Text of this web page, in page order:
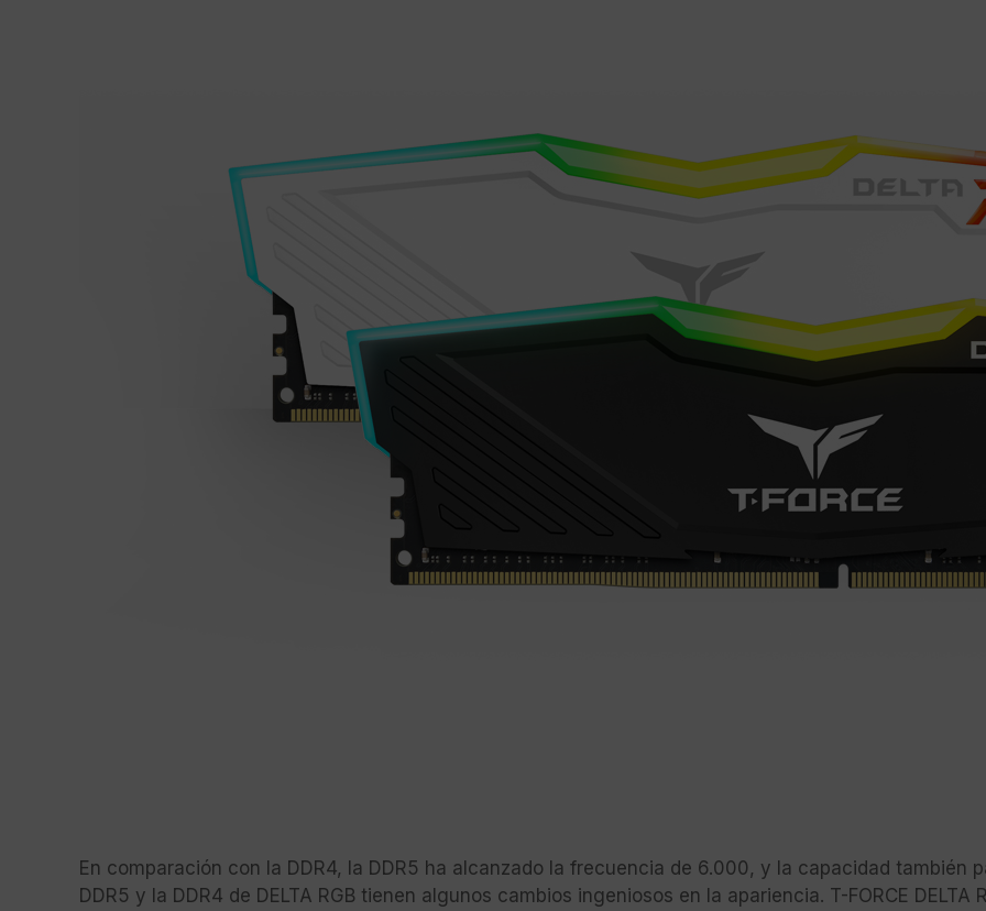
En comparación con la DDR4, la DDR5 ha alcanzado la frecuencia de 6.000, y la capacidad también
DDR5 y la DDR4 de DELTA RGB tienen algunos cambios ingeniosos en la apariencia. T-FORCE